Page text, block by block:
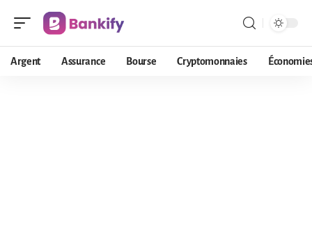
Argent Assurance Bourse Cryptomonnaies